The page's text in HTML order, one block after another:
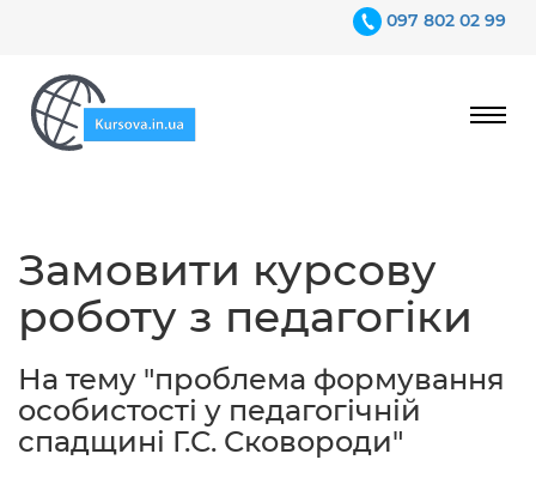
097 802 02 99
Замовити курсову
роботу з педагогіки
На тему "проблема формування
особистості у педагогічній
спадщині Г.С. Сковороди"
Гарантії
Відгуки
Контакти